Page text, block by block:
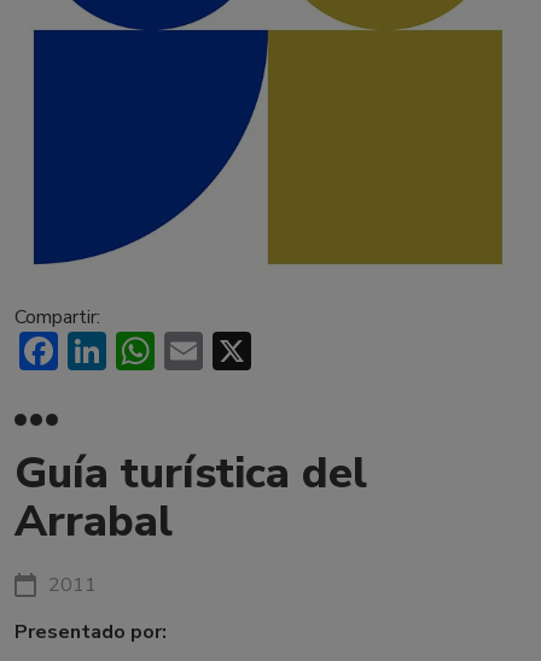
Compartir:
Facebook
LinkedIn
WhatsApp
Email
Guía turística del
Arrabal
2011
Presentado por: